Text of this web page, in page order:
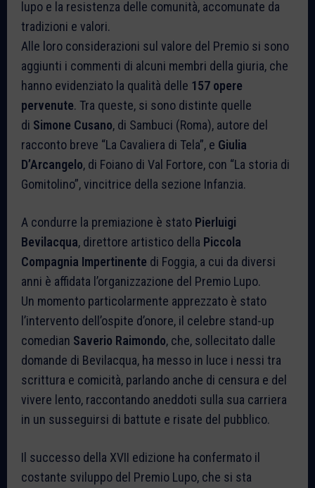
lupo e la resistenza delle comunità, accomunate da
tradizioni e valori.
Alle loro considerazioni sul valore del Premio si sono
aggiunti i commenti di alcuni membri della giuria, che
hanno evidenziato la qualità delle 157 opere
pervenute. Tra queste, si sono distinte quelle
di Simone Cusano, di Sambuci (Roma), autore del
racconto breve “La Cavaliera di Tela”, e Giulia
D’Arcangelo, di Foiano di Val Fortore, con “La storia di
Gomitolino”, vincitrice della sezione Infanzia.
A condurre la premiazione è stato Pierluigi
Bevilacqua, direttore artistico della Piccola
Compagnia Impertinente di Foggia, a cui da diversi
anni è affidata l’organizzazione del Premio Lupo.
Un momento particolarmente apprezzato è stato
l’intervento dell’ospite d’onore, il celebre stand-up
comedian Saverio Raimondo, che, sollecitato dalle
domande di Bevilacqua, ha messo in luce i nessi tra
scrittura e comicità, parlando anche di censura e del
vivere lento, raccontando aneddoti sulla sua carriera
in un susseguirsi di battute e risate del pubblico.
Il successo della XVII edizione ha confermato il
costante sviluppo del Premio Lupo, che si sta